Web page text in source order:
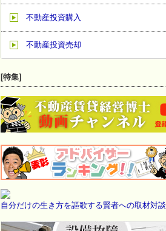
不動産投資購入
不動産投資売却
[特集]
自分だけの生き方を謳歌する賢者への取材対談